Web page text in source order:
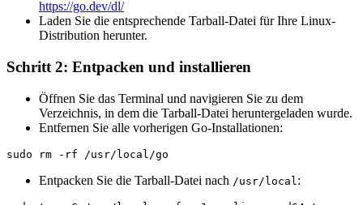
https://go.dev/dl/
Laden Sie die entsprechende Tarball-Datei für Ihre Linux-
Distribution herunter.
Schritt 2: Entpacken und installieren
Öffnen Sie das Terminal und navigieren Sie zu dem
Verzeichnis, in dem die Tarball-Datei heruntergeladen wurde.
Entfernen Sie alle vorherigen Go-Installationen:
Entpacken Sie die Tarball-Datei nach /usr/local :